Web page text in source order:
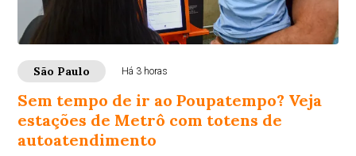
São Paulo Há 3 horas
Sem tempo de ir ao Poupatempo? Veja
estações de Metrô com totens de
autoatendimento